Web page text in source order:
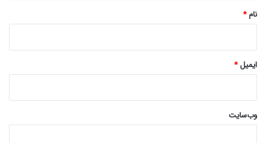
نام*
ایمیل*
وب‌سایت